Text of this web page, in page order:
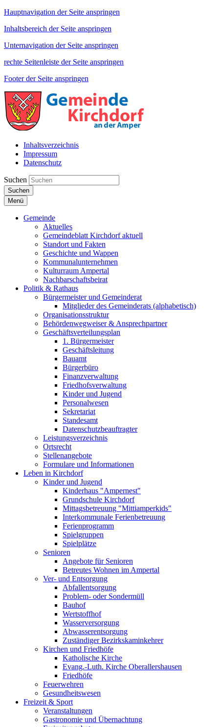
Hauptnavigation der Seite anspringen
Inhaltsbereich der Seite anspringen
Unternavigation der Seite anspringen
rechte Seitenleiste der Seite anspringen
Footer der Seite anspringen
Inhaltsverzeichnis
Impressum
Datenschutz
Suchen
Suchen
Menü
Gemeinde
Aktuelles
Gemeindeblatt Kirchdorf aktuell
Standort und Fakten
Geschichte und Wappen
Kommunalunternehmen
Kulturraum Ampertal
Nachbarschaftsbeirat
Politik & Rathaus
Bürgermeister und Gemeinderat
Mitglieder des Gemeinderats (alphabetisch)
Organisationsstruktur
Behördenwegweiser & Ansprechpartner
Geschäftsverteilungsplan
1. Bürgermeister
Geschäftsleitung
Bauamt
Bürgerbüro
Finanzverwaltung
Friedhofsverwaltung
Kinder und Jugend
Personalwesen
Sekretariat
Standesamt
Datenschutzbeauftragter
Leistungsverzeichnis
Ortsrecht
Stellenangebote
Formulare und Informationen
Leben in Kirchdorf
Kinder und Jugend
Kinderhaus "Ampernest"
Grundschule Kirchdorf
Mittagsbetreuung "Mittiamperkids"
Interkommunale Ferienbetreuung
Ferienprogramm
Spielgruppen
Spielplätze
Senioren
Angebote für Senioren
Betreutes Wohnen im Ampertal
Ver- und Entsorgung
Abfallentsorgung
Problem- oder Sondermüll
Bauhof
Wertstoffhof
Wasserversorgung
Abwasserentsorgung
Zuständiger Bezirkskaminkehrer
Kirchen und Friedhöfe
Katholische Kirche
Evang.-Luth. Kirche Oberallershausen
Friedhöfe
Feuerwehren
Gesundheitswesen
Freizeit & Sport
Veranstaltungen
Gastronomie und Übernachtung